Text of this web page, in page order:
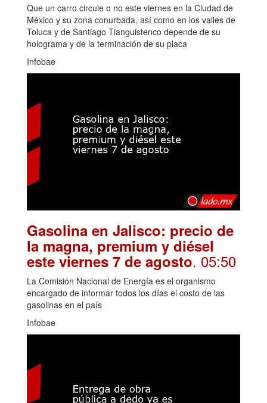
Que un carro circule o no este viernes en la Ciudad de
México y su zona conurbada, así como en los valles de
Toluca y de Santiago Tianguistenco depende de su
holograma y de la terminación de su placa
Infobae
Gasolina en Jalisco: precio de
la magna, premium y diésel
este viernes 7 de agosto. 05:50
La Comisión Nacional de Energía es el organismo
encargado de informar todos los días el costo de las
gasolinas en el país
Infobae